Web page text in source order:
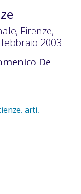
Firenze,
2003
De
arti,